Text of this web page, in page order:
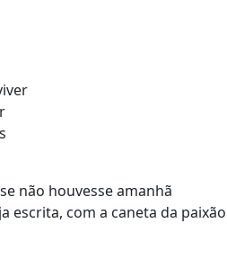
não houvesse amanhã
escrita, com a caneta da paixão